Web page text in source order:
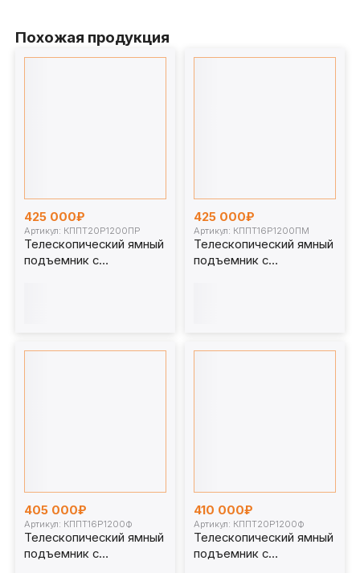
Похожая продукция
425 000₽
Артикул: КППТ20Р1200ПР
Телескопический ямный
подъемник с
425 000₽
Артикул: КППТ16Р1200ПМ
Телескопический ямный
подъемник с
405 000₽
Артикул: КППТ16Р1200Ф
Телескопический ямный
подъемник с
410 000₽
Артикул: КППТ20Р1200Ф
Телескопический ямный
подъемник с